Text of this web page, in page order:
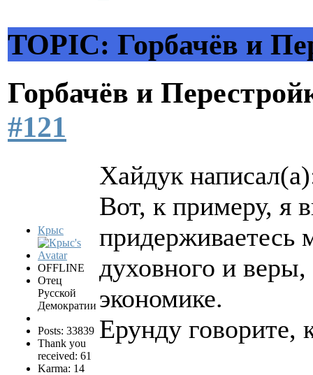
TOPIC: Горбачёв и
Горбачёв и
#121
Крыс
OFFLINE
Отец
Русской
Демократии
Posts: 33839
Thank you
received: 61
Karma: 14
Хайдук
Вот, к примеру, я
придерживаетесь
духовного и
экономике.
Ерунду говорите,